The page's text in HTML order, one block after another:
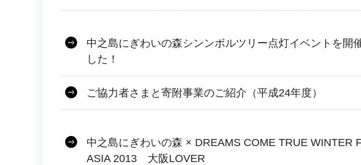
中之島にぎわいの森シンンボルツリー点灯イベントを開
した！
ご協力者さまと寄附事業のご紹介（平成24年度）
中之島にぎわいの森 × DREAMS COME TRUE WINTER
ASIA 2013 大阪LOVER